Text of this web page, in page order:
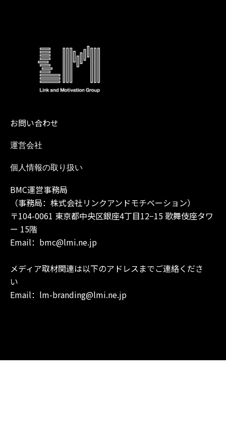
お問い合わせ
運営会社
個人情報の取り扱い
BMC運営事務局
（事務局：株式会社リンクアンドモチベーション）
〒104-0061 東京都中央区銀座4丁目12−15 歌舞伎座タワ
ー 15階
Email：bmc@lmi.ne.jp
メディア取材関連は以下のアドレスまでご連絡くださ
い
Email：lm-branding@lmi.ne.jp